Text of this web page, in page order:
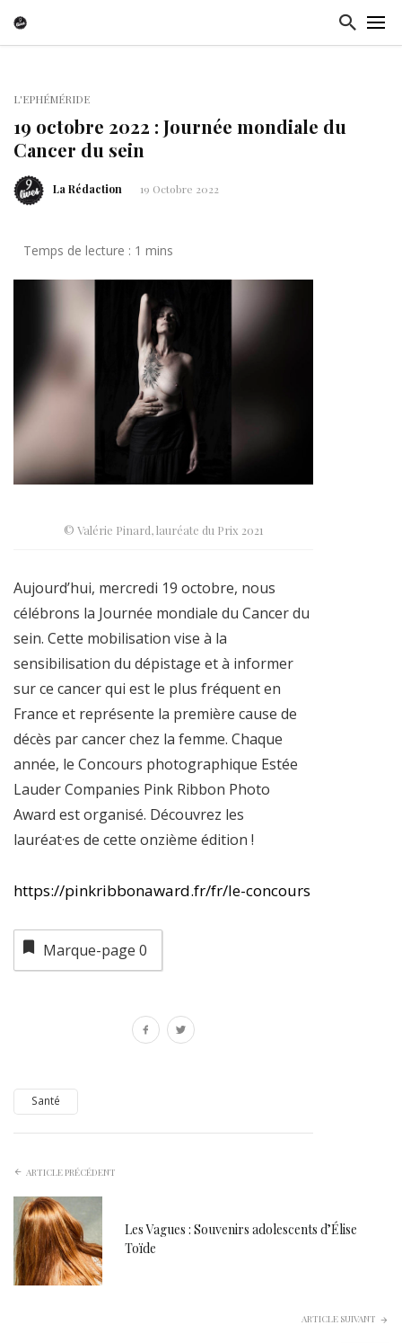
L'EPHÉMÉRIDE
19 octobre 2022 : Journée mondiale du
Cancer du sein
La Rédaction 19 Octobre 2022
© Valérie Pinard, lauréate du Prix 2021
Aujourd’hui, mercredi 19 octobre, nous
célébrons la Journée mondiale du Cancer du
sein. Cette mobilisation vise à la
sensibilisation du dépistage et à informer
sur ce cancer qui est le plus fréquent en
France et représente la première cause de
décès par cancer chez la femme. Chaque
année, le Concours photographique Estée
Lauder Companies Pink Ribbon Photo
Award est organisé. Découvrez les
lauréat·es de cette onzième édition !
https://pinkribbonaward.fr/fr/le-concours
Marque-page 0
Santé
ARTICLE PRÉCÉDENT
Les Vagues : Souvenirs adolescents d’Élise
Toïde
ARTICLE SUIVANT